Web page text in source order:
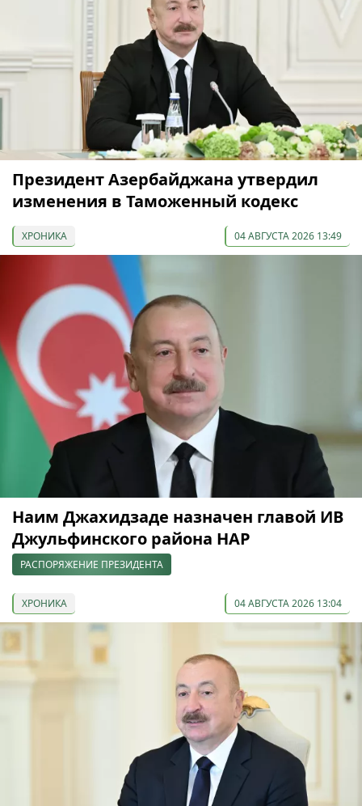
Президент Азербайджана утвердил
изменения в Таможенный кодекс
ХРОНИКА 04 АВГУСТА 2026 13:49
Наим Джахидзаде назначен главой ИВ
Джульфинского района НАР
РАСПОРЯЖЕНИЕ ПРЕЗИДЕНТА
ХРОНИКА 04 АВГУСТА 2026 13:04